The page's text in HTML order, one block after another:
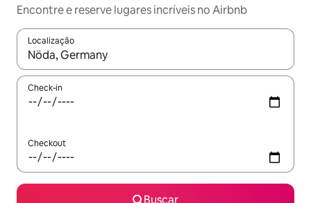
Encontre e reserve lugares incríveis no Airbnb
Localização
Quando os resultados estiverem disponíveis, explore-os
Check-in
Checkout
Buscar